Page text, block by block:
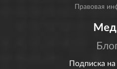
Правовая
Подписка